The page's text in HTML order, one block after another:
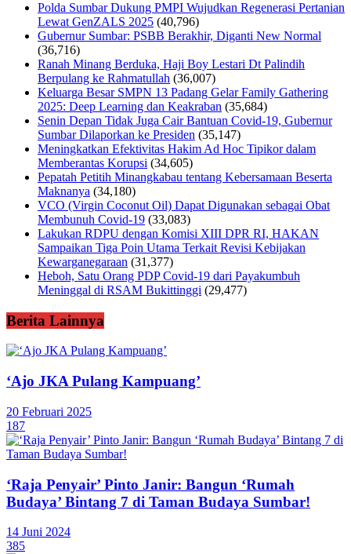
Polda Sumbar Dukung PMPI Wujudkan Regenerasi Pertanian
Lewat GenZALS 2025 (40,796)
Gubernur Sumbar: PSBB Berakhir, Diganti New Normal
(36,716)
Ranah Minang Berduka, Haji Boy Lestari Dt Palindih
Berpulang ke Rahmatullah (36,007)
Keluarga Besar SMPN 13 Padang Gelar Family Gathering
2025: Deep Learning dan Keakraban (35,684)
Senin Depan Tidak Juga Cair Bantuan Covid-19, Gubernur
Sumbar Dilaporkan ke Presiden (35,147)
Meningkatkan Efektivitas Hakim Ad Hoc Tipikor dalam
Memberantas Korupsi (34,605)
Pepatah Petitih Minangkabau tentang Kebersamaan Beserta
Maknanya (34,180)
VCO (Virgin Coconut Oil) Dapat Digunakan sebagai Obat
Membunuh Covid-19 (33,083)
Lakukan RDPU dengan Komisi XIII DPR RI, HAKAN
Sampaikan Tiga Poin Utama Terkait Revisi Kebijakan
Kewarganegaraan (31,377)
Heboh, Satu Orang PDP Covid-19 dari Payakumbuh
Meninggal di RSAM Bukittinggi (29,477)
Berita Lainnya
‘Ajo JKA Pulang Kampuang’
20 Februari 2025
187
‘Raja Penyair’ Pinto Janir: Bangun ‘Rumah
Budaya’ Bintang 7 di Taman Budaya Sumbar!
14 Juni 2024
385